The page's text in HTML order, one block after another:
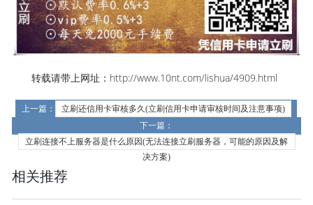
转载请带上网址：http://www.10nt.com/lishua/4909.html
上一篇：
立刷还信用卡审核多久(立刷信用卡申请审核时间及注意事项)
下一篇：
立刷连接不上服务器是什么原因(无法连接立刷服务器，可能的原因及解
决方案)
相关推荐